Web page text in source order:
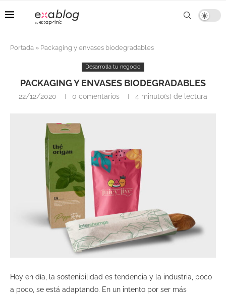
Portada » Packaging y envases biodegradables
Desarrolla tu negocio
PACKAGING Y ENVASES BIODEGRADABLES
22/12/2020 0 comentarios 4 minuto(s) de lectura
Hoy en día, la sostenibilidad es tendencia y la industria, poco
a poco, se está adaptando. En un intento por ser más